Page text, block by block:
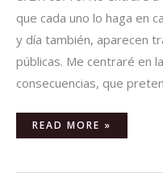
que cada uno lo haga en
y día también, aparecen
públicas. Me centraré en
consecuencias, que
READ MORE »